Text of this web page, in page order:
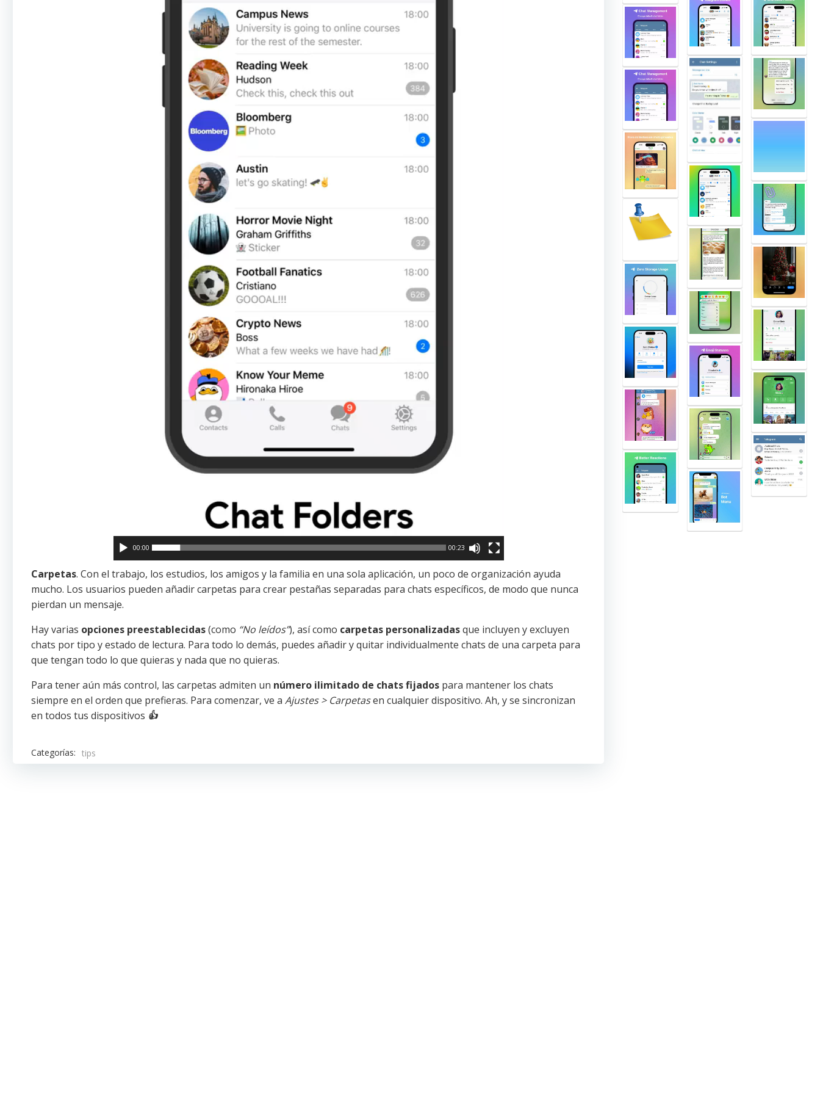
00:00 00:23
Carpetas. Con el trabajo, los estudios, los amigos y la familia en una sola aplicación, un poco de organización ayuda
mucho. Los usuarios pueden añadir carpetas para crear pestañas separadas para chats específicos, de modo que nunca
pierdan un mensaje.
Hay varias opciones preestablecidas(como “No leídos”), así como carpetas personalizadasque incluyen y excluyen
chats por tipo y estado de lectura. Para todo lo demás, puedes añadir y quitar individualmente chats de una carpeta para
que tengan todo lo que quieras y nada que no quieras.
Para tener aún más control, las carpetas admiten un número ilimitado de chats fijados para mantener los chats
siempre en el orden que prefieras. Para comenzar, ve a Ajustes > Carpetasen cualquier dispositivo. Ah, y se sincronizan
en todos tus dispositivos 👍
Categorías: tips